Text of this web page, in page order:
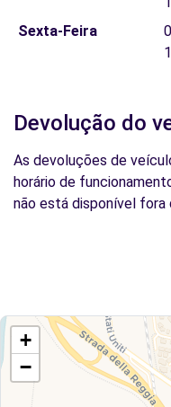
Sexta-Feira
Devolução do
As devoluções de
horário de
não está disponível fora
+
−